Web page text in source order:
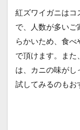
紅ズワイガニはコ
で、人数が多いご
らかいため、食
で頂けます。ま
は、カニの味がし
試してみるのもお